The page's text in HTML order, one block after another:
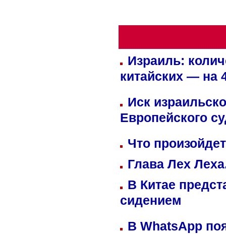
Израиль:
китайских — на
Иск
Европейского
Что
Глава Лех
В Китае
сидением
В WhatsApp